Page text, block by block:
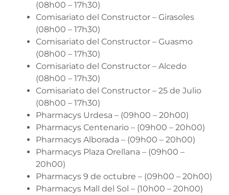
(08h00 – 17h30)
Comisariato del Constructor – Girasoles
(08h00 – 17h30)
Comisariato del Constructor – Guasmo
(08h00 – 17h30)
Comisariato del Constructor – Alcedo
(08h00 – 17h30)
Comisariato del Constructor – 25 de Julio
(08h00 – 17h30)
Pharmacys Urdesa – (09h00 – 20h00)
Pharmacys Centenario – (09h00 – 20h00)
Pharmacys Alborada – (09h00 – 20h00)
Pharmacys Plaza Orellana – (09h00 –
20h00)
Pharmacys 9 de octubre – (09h00 – 20h00)
Pharmacys Mall del Sol – (10h00 – 20h00)